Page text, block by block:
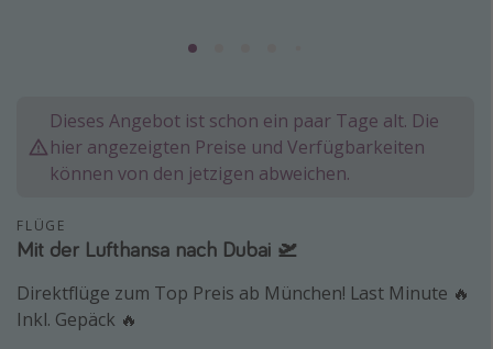
Kefalonia Urlaub
Krabi Urlaub
Sri Lanka Rundreise
Reisethemen
Dieses Angebot ist schon ein paar Tage alt. Die
hier angezeigten Preise und Verfügbarkeiten
können von den jetzigen abweichen.
FLÜGE
Mit der Lufthansa nach Dubai 🛫
Direktflüge zum Top Preis ab München! Last Minute 🔥
Inkl. Gepäck 🔥